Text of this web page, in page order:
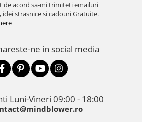
de acord sa-mi trimiteti emailuri
idei strasnice si cadouri Gratuite.
ne in social media
Luni-Vineri 09:00 - 18:00